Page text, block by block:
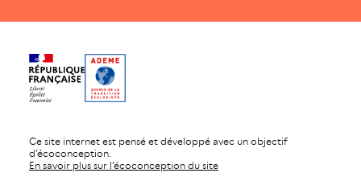
Ce site internet est pensé et développé avec un objectif
d’écoconception.
En savoir plus sur l’écoconception du site